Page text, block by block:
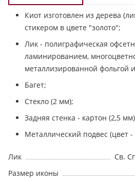
Киот изготовлен из дерева
стикером в цвете "золото";
Лик - полиграфическая
ламинированием,
металлизированной фольгой
Багет;
Стекло (2 мм);
Задняя стенка - картон (2,5
Металлический подвес (цвет -
Лик
Св.
Размер иконы